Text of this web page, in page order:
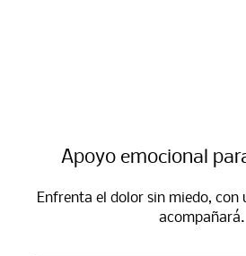
Apoyo emocional
Enfrenta el dolor sin miedo, con
acompañará.​